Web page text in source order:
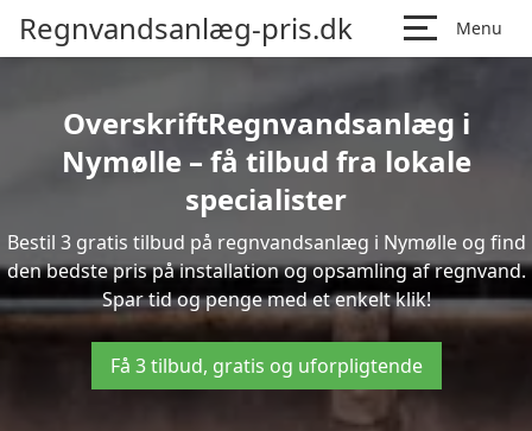
Regnvandsanlæg-pris.dk Menu
OverskriftRegnvandsanlæg i
Nymølle – få tilbud fra lokale
specialister
Bestil 3 gratis tilbud på regnvandsanlæg i Nymølle og find
den bedste pris på installation og opsamling af regnvand.
Spar tid og penge med et enkelt klik!
Få 3 tilbud, gratis og uforpligtende